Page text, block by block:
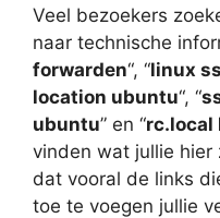
Veel bezoekers
naar technische
forwarden“, “linux
location ubuntu“, “
ubuntu” en “rc.local
vinden wat jullie hier
dat vooral de links
toe te voegen jullie